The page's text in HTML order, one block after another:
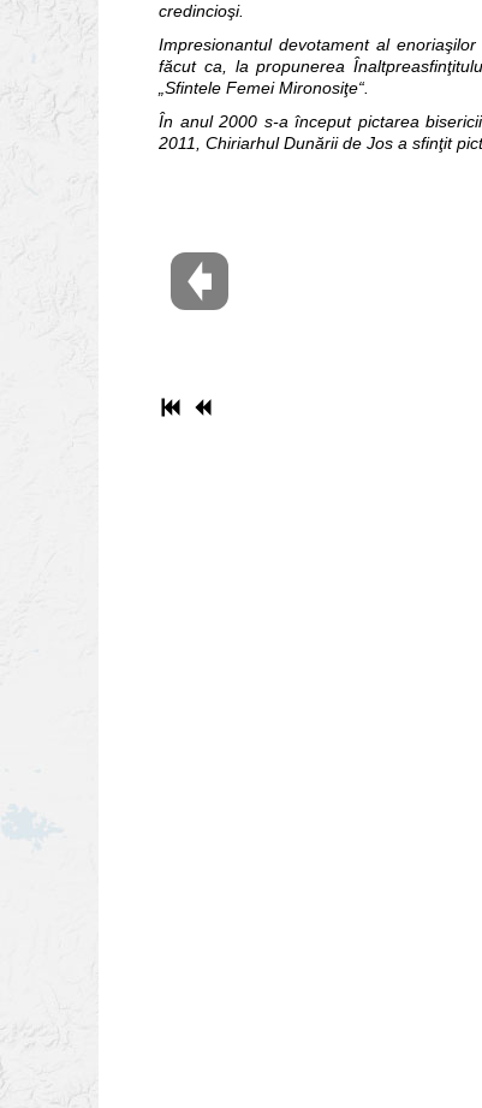
credincioşi.
Impresionantul devotament al
făcut ca, la propunerea
„Sfintele Femei Mironosiţe“.
În anul 2000 s-a început pictarea
2011, Chiriarhul Dunării de Jos a sfinţit